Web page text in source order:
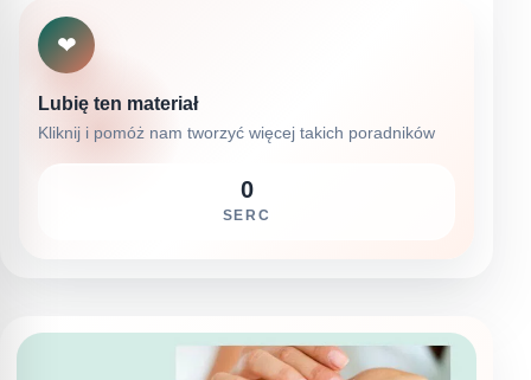
❤
Lubię ten materiał
Kliknij i pomóż nam tworzyć więcej takich poradników
0
SERC